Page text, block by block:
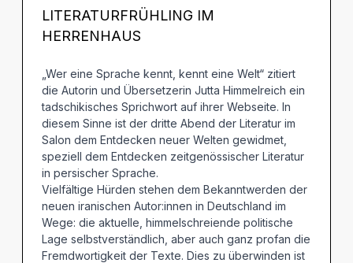
LITERATURFRÜHLING IM
HERRENHAUS
„Wer eine Sprache kennt, kennt eine Welt“ zitiert
die Autorin und Übersetzerin Jutta Himmelreich ein
tadschikisches Sprichwort auf ihrer Webseite. In
diesem Sinne ist der dritte Abend der Literatur im
Salon dem Entdecken neuer Welten gewidmet,
speziell dem Entdecken zeitgenössischer Literatur
in persischer Sprache.
Vielfältige Hürden stehen dem Bekanntwerden der
neuen iranischen Autor:innen in Deutschland im
Wege: die aktuelle, himmelschreiende politische
Lage selbstverständlich, aber auch ganz profan die
Fremdwortigkeit der Texte. Dies zu überwinden ist